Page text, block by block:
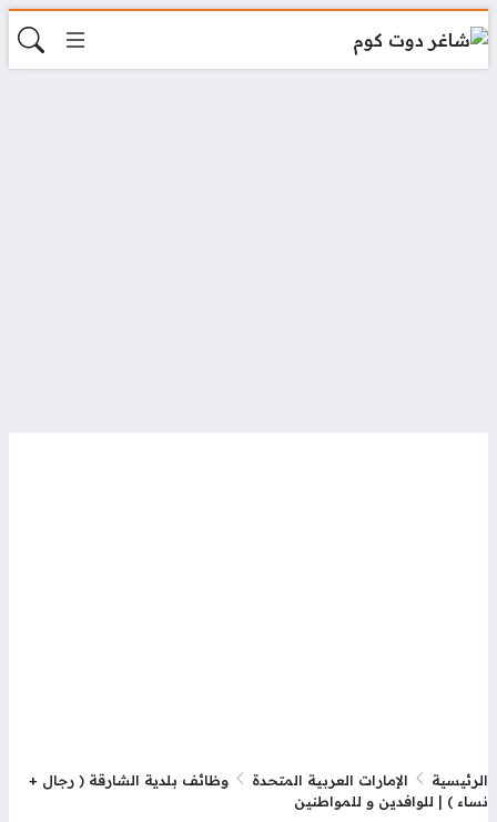
الإمارات العربية المتحدة
وظائف بلدية الشارقة ( رجال +
) | للوافدين و للمواطنين